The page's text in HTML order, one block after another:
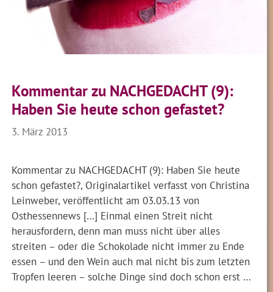
Kommentar zu NACHGEDACHT (9):
Haben Sie heute schon gefastet?
3. März 2013
Kommentar zu NACHGEDACHT (9): Haben Sie heute
schon gefastet?, Originalartikel verfasst von Christina
Leinweber, veröffentlicht am 03.03.13 von
Osthessennews […] Einmal einen Streit nicht
herausfordern, denn man muss nicht über alles
streiten – oder die Schokolade nicht immer zu Ende
essen – und den Wein auch mal nicht bis zum letzten
Tropfen leeren – solche Dinge sind doch schon erst …